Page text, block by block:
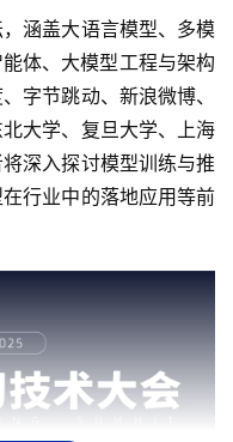
涵盖大语言模型、多模
体、大模型工程与架构
字节跳动、新浪微博、
大学、复旦大学、上海
深入探讨模型训练与推
行业中的落地应用等前